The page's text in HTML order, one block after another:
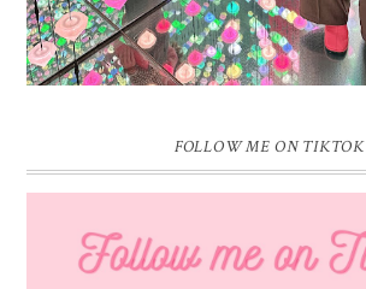
FOLLOW ME ON TIKTOK